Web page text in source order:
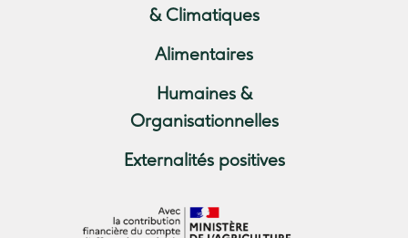
& Climatiques
Alimentaires
Humaines &
Organisationnelles
Externalités positives